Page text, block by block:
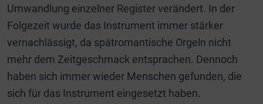
Umwandlung einzelner Register verändert. In der
Folgezeit wurde das Instrument immer stärker
vernachlässigt, da spätromantische Orgeln nicht
mehr dem Zeitgeschmack entsprachen. Dennoch
haben sich immer wieder Menschen gefunden, die
sich für das Instrument eingesetzt haben.